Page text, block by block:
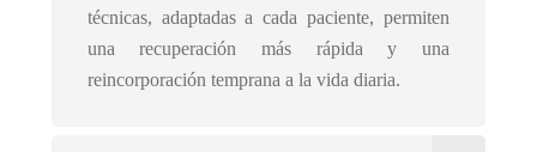
técnicas, adaptadas a cada paciente, permiten
una recuperación más rápida y una
reincorporación temprana a la vida diaria.